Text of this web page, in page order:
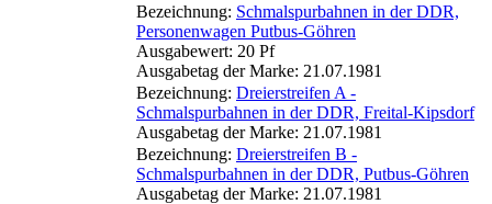
Bezeichnung: Schmalspurbahnen in der DDR,
Personenwagen Putbus-Göhren
Ausgabewert: 20 Pf
Ausgabetag der Marke: 21.07.1981
Bezeichnung: Dreierstreifen A -
Schmalspurbahnen in der DDR, Freital-Kipsdorf
Ausgabetag der Marke: 21.07.1981
Bezeichnung: Dreierstreifen B -
Schmalspurbahnen in der DDR, Putbus-Göhren
Ausgabetag der Marke: 21.07.1981